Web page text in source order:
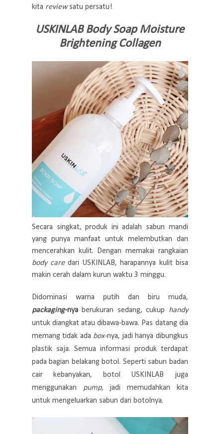
kita reviewsatu persatu!
USKINLAB Body Soap Moisture
Brightening Collagen
Secara singkat, produk ini adalah sabun mandi
yang punya manfaat untuk melembutkan dan
mencerahkan kulit. Dengan memakai rangkaian
body caredari USKINLAB, harapannya kulit bisa
makin cerah dalam kurun waktu 3 minggu.
Didominasi warna putih dan biru muda,
packaging-nya berukuran sedang, cukup handy
untuk diangkat atau dibawa-bawa. Pas datang dia
memang tidak ada box-nya, jadi hanya dibungkus
plastik saja. Semua informasi produk terdapat
pada bagian belakang botol. Seperti sabun badan
cair kebanyakan, botol USKINLAB juga
menggunakan pump, jadi memudahkan kita
untuk mengeluarkan sabun dari botolnya.